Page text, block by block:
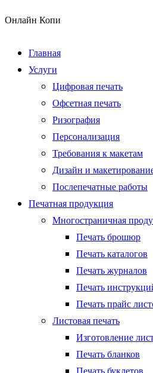
Онлайн Копи
Главная
Услуги
Цифровая печать
Офсетная печать
Ризография
Персонализация
Требования к макетам
Дизайн и
Послепечатные работы
Печатная продукция
Многостраничная
Печать брошюр
Печать каталогов
Печать журналов
Печать
Печать прайс
Листовая печать
Изготовление
Печать бланков
Печать буклетов